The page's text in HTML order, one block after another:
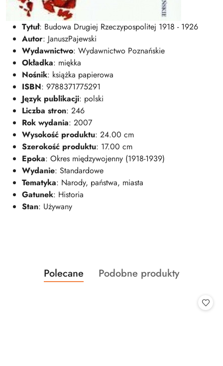
Tytuł: Budowa Drugiej Rzeczypospolitej 1918 - 1926
Autor: JanuszPajewski
Wydawnictwo: Wydawnictwo Poznańskie
Okładka: miękka
Nośnik: książka papierowa
ISBN: 9788371775291
Język publikacji: polski
Liczba stron: 246
Rok wydania: 2007
Wysokość produktu: 24.00 cm
Szerokość produktu: 17.00 cm
Epoka: Okres międzywojenny (1918-1939)
Wydanie: Standardowe
Tematyka: Narody, państwa, miasta
Gatunek: Historia
Stan: Używany
Pomiń karuzelę produktów
Produkty
o
Polecane
Produkty
Podobne produkty